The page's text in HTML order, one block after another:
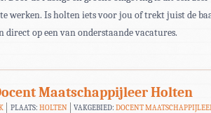
werken. Is holten iets voor jou of trekt juist de
direct op een van onderstaande vacatures.
Maatschappijleer Holten
PLAATS: HOLTEN VAKGEBIED:DOCENT